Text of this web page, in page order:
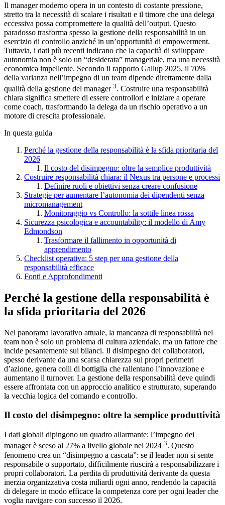
Il manager moderno opera in un contesto di costante pressione,
stretto tra la necessità di scalare i risultati e il timore che una delega
eccessiva possa compromettere la qualità dell’output. Questo
paradosso trasforma spesso la gestione della responsabilità in un
esercizio di controllo anziché in un’opportunità di empowerment.
Tuttavia, i dati più recenti indicano che la capacità di sviluppare
autonomia non è solo un “desiderata” manageriale, ma una necessità
economica impellente. Secondo il rapporto Gallup 2025, il 70%
della varianza nell’impegno di un team dipende direttamente dalla
qualità della gestione del manager 3. Costruire una responsabilità
chiara significa smettere di essere controllori e iniziare a operare
come coach, trasformando la delega da un rischio operativo a un
motore di crescita professionale.
In questa guida
Perché la gestione della responsabilità è la sfida prioritaria del
2026
Il costo del disimpegno: oltre la semplice produttività
Costruire responsabilità chiara: il Nexus tra persone e processi
Definire ruoli e obiettivi senza creare confusione
Strategie per aumentare l’autonomia dei dipendenti senza
micromanagement
Monitoraggio vs Controllo: la sottile linea rossa
Sicurezza psicologica e accountability: il modello di Amy
Edmondson
Trasformare il fallimento in opportunità di
apprendimento
Checklist operativa: 5 step per una gestione della
responsabilità efficace
Fonti e Approfondimenti
Perché la gestione della responsabilità è
la sfida prioritaria del 2026
Nel panorama lavorativo attuale, la mancanza di responsabilità nel
team non è solo un problema di cultura aziendale, ma un fattore che
incide pesantemente sui bilanci. Il disimpegno dei collaboratori,
spesso derivante da una scarsa chiarezza sui propri perimetri
d’azione, genera colli di bottiglia che rallentano l’innovazione e
aumentano il turnover. La gestione della responsabilità deve quindi
essere affrontata con un approccio analitico e strutturato, superando
la vecchia logica del comando e controllo.
Il costo del disimpegno: oltre la semplice produttività
I dati globali dipingono un quadro allarmante: l’impegno dei
manager è sceso al 27% a livello globale nel 2024 3. Questo
fenomeno crea un “disimpegno a cascata”: se il leader non si sente
responsabile o supportato, difficilmente riuscirà a responsabilizzare i
propri collaboratori. La perdita di produttività derivante da questa
inerzia organizzativa costa miliardi ogni anno, rendendo la capacità
di delegare in modo efficace la competenza core per ogni leader che
voglia navigare con successo il 2026.